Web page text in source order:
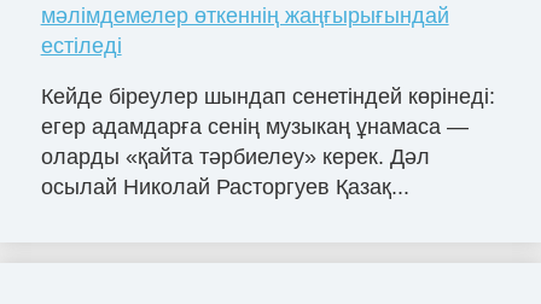
мәлімдемелер өткеннің жаңғырығындай
естіледі
Кейде біреулер шындап сенетіндей көрінеді:
егер адамдарға сенің музыкаң ұнамаса —
оларды «қайта тәрбиелеу» керек. Дәл
осылай Николай Расторгуев Қазақ...